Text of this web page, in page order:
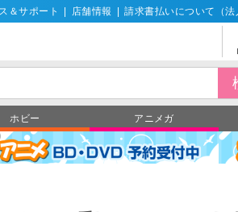
＆サポート 店舗情報 請求書払いについて（法
ホビー アニメガ